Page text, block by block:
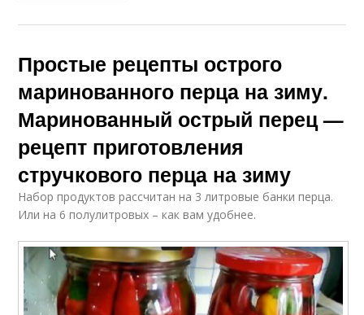
Простые рецепты острого
маринованного перца на зиму.
Маринованный острый перец —
рецепт приготовления
стручкового перца на зиму
Набор продуктов рассчитан на 3 литровые банки перца.
Или на 6 полулитровых – как вам удобнее.